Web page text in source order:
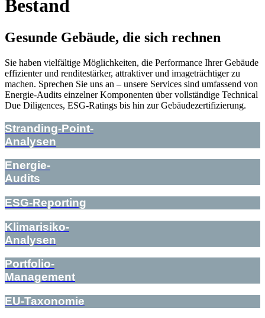
Bestand
Gesunde Gebäude, die sich rechnen
Sie haben vielfältige Möglichkeiten, die Performance Ihrer Gebäude
effizienter und renditestärker, attraktiver und imageträchtiger zu
machen. Sprechen Sie uns an – unsere Services sind umfassend von
Energie-Audits einzelner Komponenten über vollständige Technical
Due Diligences, ESG-Ratings bis hin zur Gebäudezertifizierung.
Stranding-Point-
Analysen
Energie-
Audits
ESG-Reporting
Klimarisiko-
Analysen
Portfolio-
Management
EU-Taxonomie